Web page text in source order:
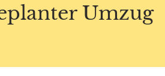
Umzug